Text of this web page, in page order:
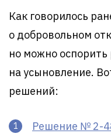
Как говорилось
о добровольном
но можно оспорить
на усыновление.
решений:
Решение № 2-